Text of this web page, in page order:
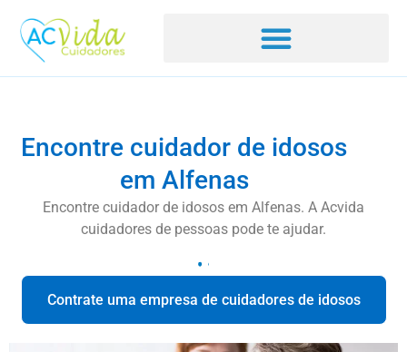
Encontre cuidador de idosos
em Alfenas
Encontre cuidador de idosos em Alfenas. A Acvida
cuidadores de pessoas pode te ajudar.
Contrate uma empresa de cuidadores de idosos